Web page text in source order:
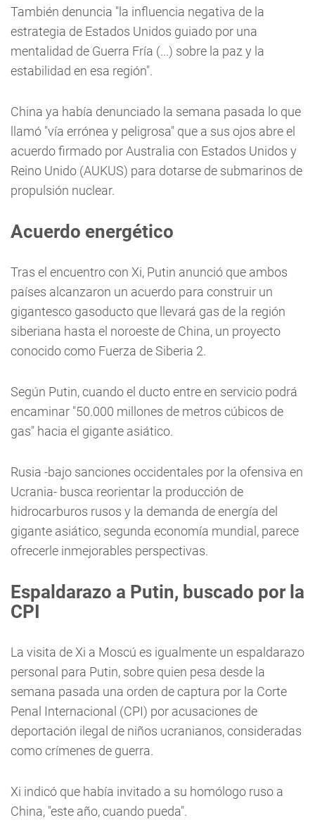
También denuncia "la influencia negativa de la
estrategia de Estados Unidos guiado por una
mentalidad de Guerra Fría (...) sobre la paz y la
estabilidad en esa región".
China ya había denunciado la semana pasada lo que
llamó "vía errónea y peligrosa" que a sus ojos abre el
acuerdo firmado por Australia con Estados Unidos y
Reino Unido (AUKUS) para dotarse de submarinos de
propulsión nuclear.
Acuerdo energético
Tras el encuentro con Xi, Putin anunció que ambos
países alcanzaron un acuerdo para construir un
gigantesco gasoducto que llevará gas de la región
siberiana hasta el noroeste de China, un proyecto
conocido como Fuerza de Siberia 2.
Según Putin, cuando el ducto entre en servicio podrá
encaminar "50.000 millones de metros cúbicos de
gas" hacia el gigante asiático.
Rusia -bajo sanciones occidentales por la ofensiva en
Ucrania- busca reorientar la producción de
hidrocarburos rusos y la demanda de energía del
gigante asiático, segunda economía mundial, parece
ofrecerle inmejorables perspectivas.
Espaldarazo a Putin, buscado por la
CPI
La visita de Xi a Moscú es igualmente un espaldarazo
personal para Putin, sobre quien pesa desde la
semana pasada una orden de captura por la Corte
Penal Internacional (CPI) por acusaciones de
deportación ilegal de niños ucranianos, consideradas
como crímenes de guerra.
Xi indicó que había invitado a su homólogo ruso a
China, "este año, cuando pueda".